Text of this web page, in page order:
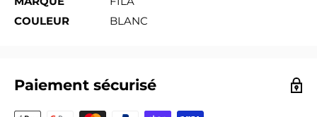
COULEUR
BLANC
Paiement sécurisé